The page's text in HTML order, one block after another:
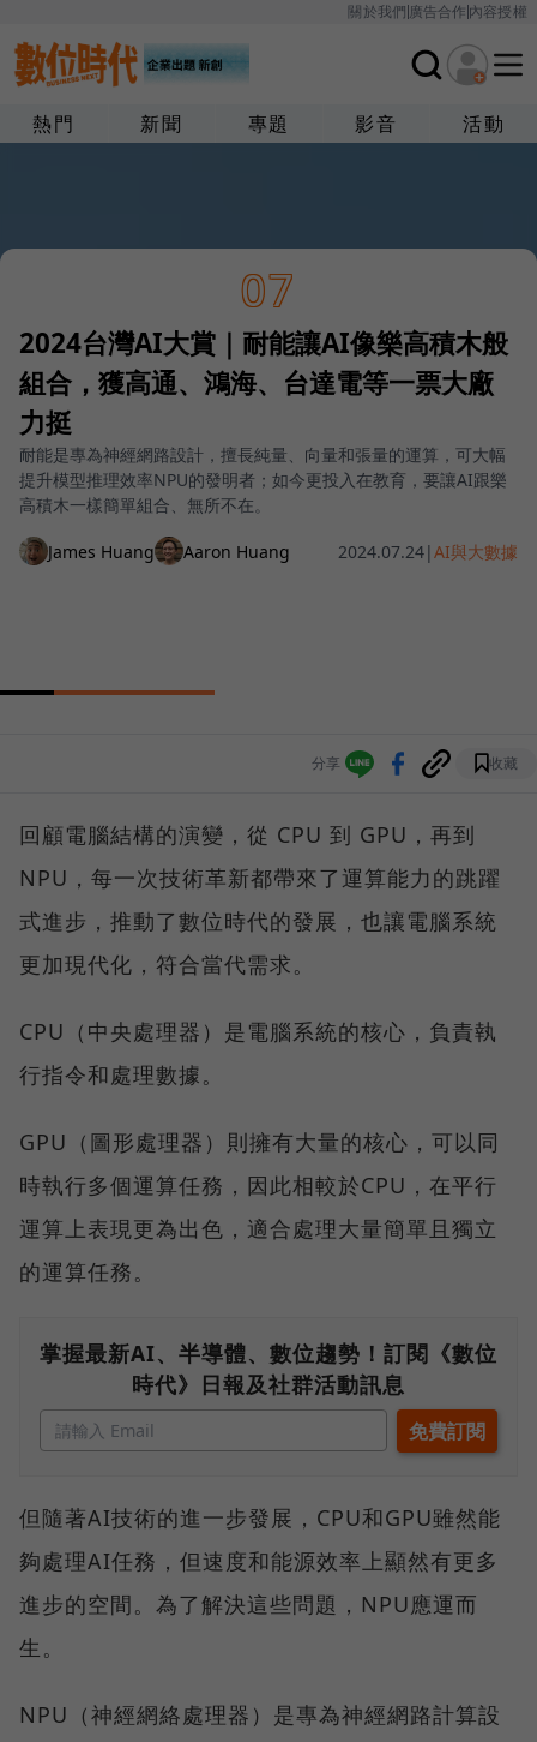
關於我們廣告合作內容授權
熱門 新聞 專題 影音 活動
07
2024台灣AI大賞｜耐能讓AI像樂高積木般
組合，獲高通、鴻海、台達電等一票大廠
力挺
耐能是專為神經網路設計，擅長純量、向量和張量的運算，可大幅
提升模型推理效率NPU的發明者；如今更投入在教育，要讓AI跟樂
高積木一樣簡單組合、無所不在。
James Huang Aaron Huang 2024.07.24|AI與大數據
分享 收藏
回顧電腦結構的演變，從 CPU 到 GPU，再到
NPU，每一次技術革新都帶來了運算能力的跳躍
式進步，推動了數位時代的發展，也讓電腦系統
更加現代化，符合當代需求。
CPU（中央處理器）是電腦系統的核心，負責執
行指令和處理數據。
GPU（圖形處理器）則擁有大量的核心，可以同
時執行多個運算任務，因此相較於CPU，在平行
運算上表現更為出色，適合處理大量簡單且獨立
的運算任務。
掌握最新AI、半導體、數位趨勢！訂閱《數位
時代》日報及社群活動訊息
但隨著AI技術的進一步發展，CPU和GPU雖然能
夠處理AI任務，但速度和能源效率上顯然有更多
進步的空間。為了解決這些問題，NPU應運而
生。
NPU（神經網絡處理器）是專為神經網路計算設